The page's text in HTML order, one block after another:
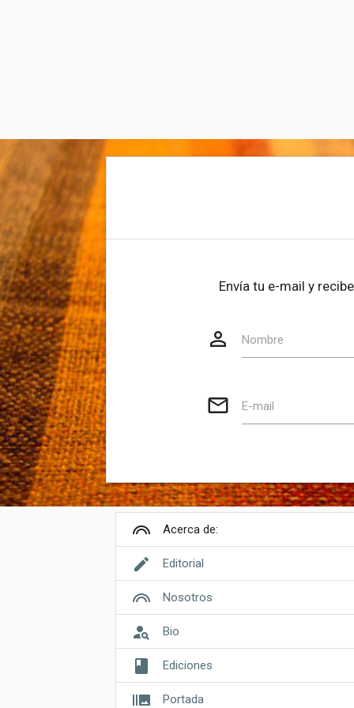
Envía tu e-mail y
person_outline Nombre
mail_outline E-mail
looks Acerca de:
edit Editorial
looks Nosotros
person_search Bio
book Ediciones
burst_mode Portada